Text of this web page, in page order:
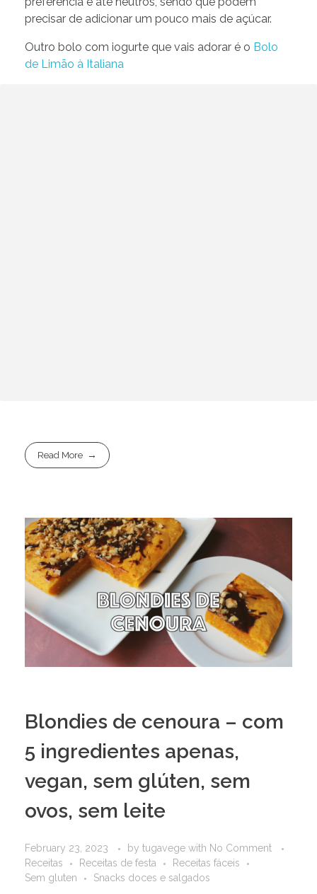
precisar de adicionar um pouco mais de açúcar.
Outro bolo com iogurte que vais adorar é o Bolo
de Limão à Italiana
Read More
Blondies de cenoura – com
5 ingredientes apenas,
vegan, sem glúten, sem
ovos, sem leite
February 23, 2023 by tugavege with No Comment
Receitas
Receitas de festa
Receitas fáceis
Sem gluten
Snacks doces e salgados